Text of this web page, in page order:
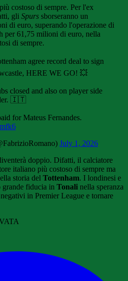
costoso di sempre. Per l'ex
gli Spurs sborseranno un
di euro, superando l'operazione di
per 61,75 milioni di euro, nella
di sempre.
agree record deal to sign
HERE WE GO! 💥
closed and also on player side
🇮🇹
for Mateus Fernandes.
July 1, 2026
doppio. Difatti, il calciatore
italiano più costoso di sempre ma
storia del Tottenham. I londinesi e
grande fiducia in Tonali nella speranza
in Premier League e tornare